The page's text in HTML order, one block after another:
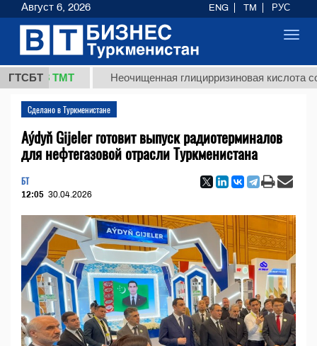
ГТСБТ
ТМТ Неочищенная глицирризиновая кислота
Сделано в Туркменистане
Aýdyň Gijeler готовит выпуск радиотерминалов
для нефтегазовой отрасли Туркменистана
БТ
12:05 30.04.2026
Август 6, 2026 ENG TM РУС